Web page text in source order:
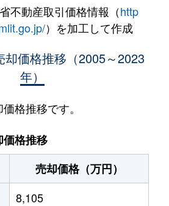
500万円
国分(鹿
600万円
350万円
不動産取引価格情報（http
）を加工して作成
却価格推移（2005～2023
年）
格推移です。
価格推移
売却価格（万円）
8,105